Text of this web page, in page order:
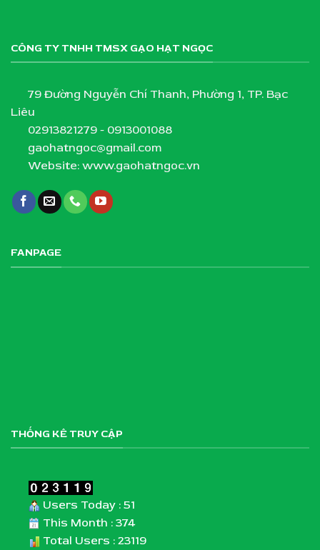
CÔNG TY TNHH TMSX GẠO HẠT NGỌC
79 Đường Nguyễn Chí Thanh, Phường 1, TP. Bạc
Liêu
02913821279 - 0913001088
gaohatngoc@gmail.com
Website: www.gaohatngoc.vn
FANPAGE
THỐNG KÊ TRUY CẬP
Users Today : 51
This Month : 374
Total Users : 23119